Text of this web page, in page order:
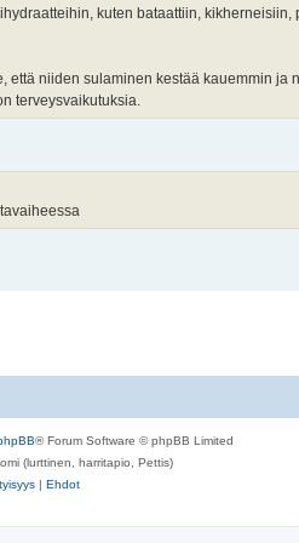
kuten bataattiin, kikherneisiin,
niiden sulaminen kestää kauemmin ja
terveysvaikutuksia.
® Forum Software © phpBB Limited
(lurttinen, harritapio, Pettis)
| Ehdot